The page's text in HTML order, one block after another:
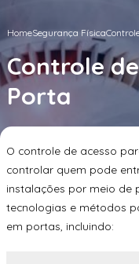
HomeSegurança Física
Controle
Porta
O controle de acesso
controlar quem pode
instalações por meio de
tecnologias e métodos
em portas, incluindo: